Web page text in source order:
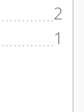
2
1